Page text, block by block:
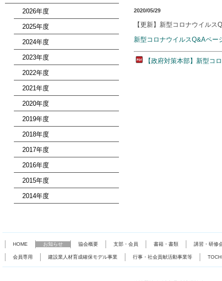
2026年度
2025年度
2024年度
2023年度
2022年度
2021年度
2020年度
2019年度
2018年度
2017年度
2016年度
2015年度
2014年度
2020/05/29
【更新】新型コロナウイル
新型コロナウイルスQ&Aペー
【政府対策本部】新型コ
HOME お知らせ 協会概要 支部・会員 書籍・書類 講習・研修
会員専用 建設業人材育成確保モデル事業 行事・社会貢献活動事業等